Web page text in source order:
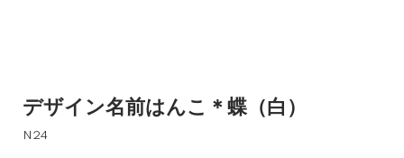
デザイン名前はんこ＊蝶（白）
N24